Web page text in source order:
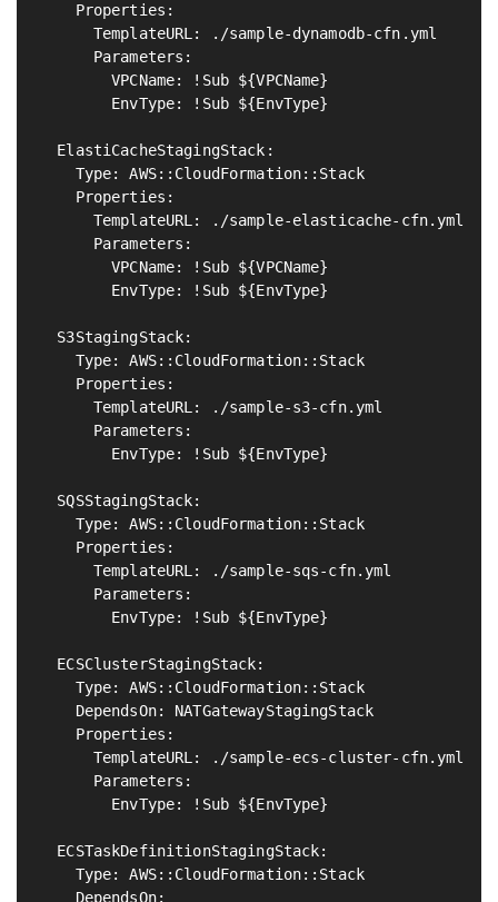
    Properties:
      TemplateURL: ./sample-dynamodb-cfn.yml
      Parameters:
        VPCName: !Sub ${VPCName}
        EnvType: !Sub ${EnvType}
ElastiCacheStagingStack:
    Type: AWS::CloudFormation::Stack
    Properties:
      TemplateURL: ./sample-elasticache-cfn.yml
      Parameters:
        VPCName: !Sub ${VPCName}
        EnvType: !Sub ${EnvType}
S3StagingStack:
    Type: AWS::CloudFormation::Stack
    Properties:
      TemplateURL: ./sample-s3-cfn.yml
      Parameters:
        EnvType: !Sub ${EnvType}
SQSStagingStack:
    Type: AWS::CloudFormation::Stack
    Properties:
      TemplateURL: ./sample-sqs-cfn.yml
      Parameters:
        EnvType: !Sub ${EnvType}
ECSClusterStagingStack:
    Type: AWS::CloudFormation::Stack
    DependsOn: NATGatewayStagingStack
    Properties:
      TemplateURL: ./sample-ecs-cluster-cfn.yml
      Parameters:
        EnvType: !Sub ${EnvType}
ECSTaskDefinitionStagingStack:
    Type: AWS::CloudFormation::Stack
    DependsOn: